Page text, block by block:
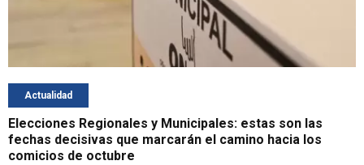
Actualidad
Elecciones Regionales y Municipales: estas son las
fechas decisivas que marcarán el camino hacia los
comicios de octubre